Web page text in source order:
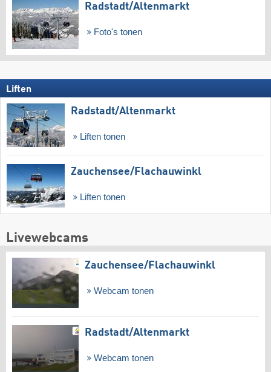
Radstadt/​Altenmarkt
Foto's tonen
Liften
Radstadt/​Altenmarkt
Liften tonen
Zauchensee/​Flachauwinkl
Liften tonen
Livewebcams
Zauchensee/​Flachauwinkl
Webcam tonen
Radstadt/​Altenmarkt
Webcam tonen